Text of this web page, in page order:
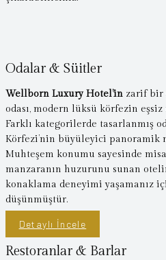
Odalar & Süitler
Wellborn Luxury Hotel’in zarif bir
odası, modern lüksü körfezin
Farklı kategorilerde tasarlanmış
Körfezi’nin büyüleyici panoramik
Muhteşem konumu sayesinde
manzaranın huzurunu sunan
konaklama deneyimi yaşamanız
düşünmüştür.
Detaylı İncele
Restoranlar & Barlar